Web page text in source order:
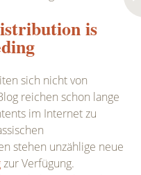
is
sich nicht von
reichen schon lange
im Internet zu
stehen unzählige neue
zur Verfügung.